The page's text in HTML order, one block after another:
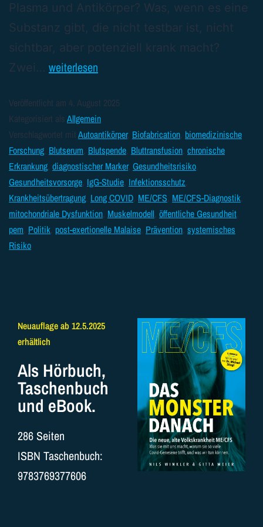
Plasma und Antikörper? Was, wenn es eine
Substanz gibt, die nicht testbar ist, nicht
sichtbar, aber potenziell krank macht?
Zwei… weiterlesen
Veröffentlicht am 4. August 2025
Kategorisiert alsAllgemein
Verschlagwortet mitAutoantikörper, Biofabrication, biomedizinische
Forschung, Blutserum, Blutspende, Bluttransfusion, chronische
Erkrankung, diagnostischer Marker, Gesundheitsrisiko,
Gesundheitsvorsorge, IgG-Studie, Infektionsschutz,
Krankheitsübertragung, Long COVID, ME/CFS, ME/CFS-Diagnostik,
mitochondriale Dysfunktion, Muskelmodell, öffentliche Gesundheit,
pem, Politik, post-exertionelle Malaise, Prävention, systemisches
Risiko
Neuauflage ab 12.5.2025
erhältlich
Als Hörbuch,
Taschenbuch
und eBook.
286 Seiten
ISBN Taschenbuch:
9783769377606